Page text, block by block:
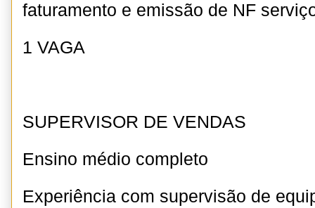
faturamento e emissão de NF
1 VAGA
SUPERVISOR DE VENDAS
Ensino médio completo
Experiência com supervisão de